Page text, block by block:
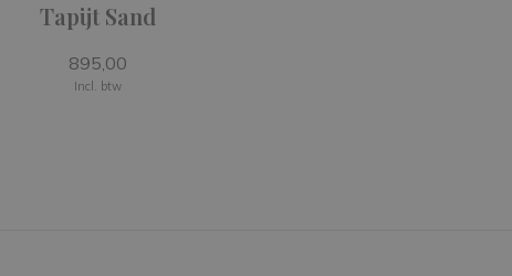
Tapijt Sand
895,00
Incl. btw